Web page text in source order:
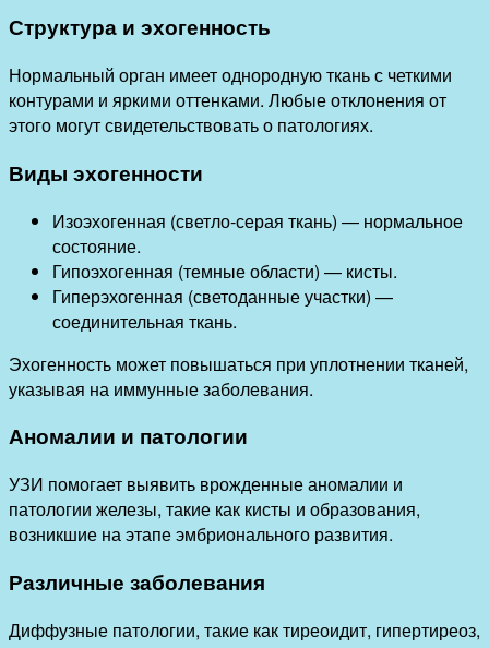
Структура и эхогенность
Нормальный орган имеет однородную ткань с четкими
контурами и яркими оттенками. Любые отклонения от
этого могут свидетельствовать о патологиях.
Виды эхогенности
Изоэхогенная (светло-серая ткань) — нормальное
состояние.
Гипоэхогенная (темные области) — кисты.
Гиперэхогенная (светоданные участки) —
соединительная ткань.
Эхогенность может повышаться при уплотнении тканей,
указывая на иммунные заболевания.
Аномалии и патологии
УЗИ помогает выявить врожденные аномалии и
патологии железы, такие как кисты и образования,
возникшие на этапе эмбрионального развития.
Различные заболевания
Диффузные патологии, такие как тиреоидит, гипертиреоз,